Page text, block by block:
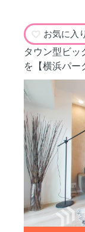
お気に入
タウン型ビッ
を【横浜パー